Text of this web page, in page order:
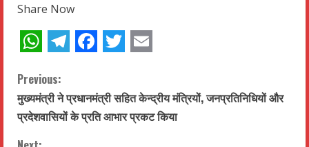
Share Now
C
o
Previous:
मुख्यमंत्री ने प्रधानमंत्री सहित केन्द्रीय मंत्रियों, जनप्रतिनिधियों और
प्रदेशवासियों के प्रति आभार प्रकट किया